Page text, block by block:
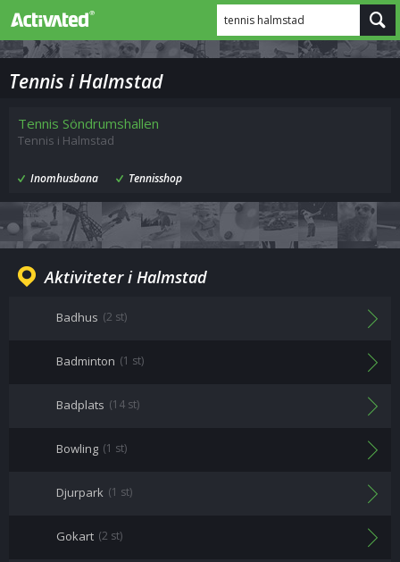
tennis halmstad
Tennis i Halmstad
Tennis Söndrumshallen
Tennis i Halmstad
Inomhusbana Tennisshop
Aktiviteter i Halmstad
Badhus (2 st)
Badminton (1 st)
Badplats (14 st)
Bowling (1 st)
Djurpark (1 st)
Gokart (2 st)